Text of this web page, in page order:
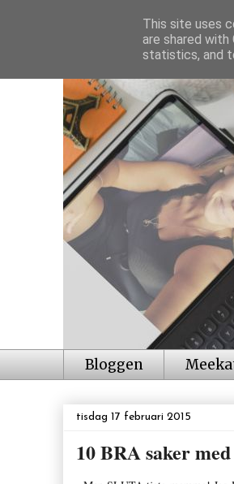
Bloggen
tisdag 17 februari 2015
10 BRA saker
This site uses
are shared
statistics, and